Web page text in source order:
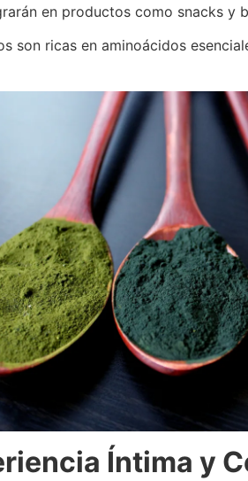
en productos como snacks y
son ricas en aminoácidos
Íntima y